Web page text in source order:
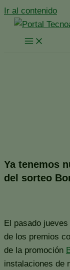
Ir al contenido
Ya tenemos
del sorteo
El pasado
de los premios
de la promoción
instalaciones de